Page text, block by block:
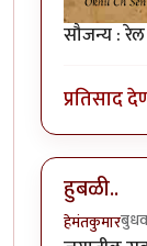
सौजन्य :
प्रतिसाद
हुबळी..
हेमंतकुमार